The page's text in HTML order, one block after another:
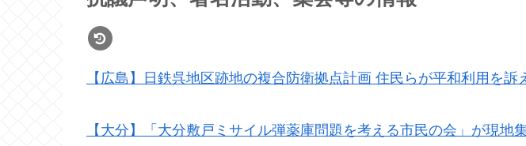
【広島】日鉄呉地区跡地の複合防衛拠点計画 住民らが平和利用を訴
【大分】「大分敷戸ミサイル弾薬庫問題を考える市民の会」が現地